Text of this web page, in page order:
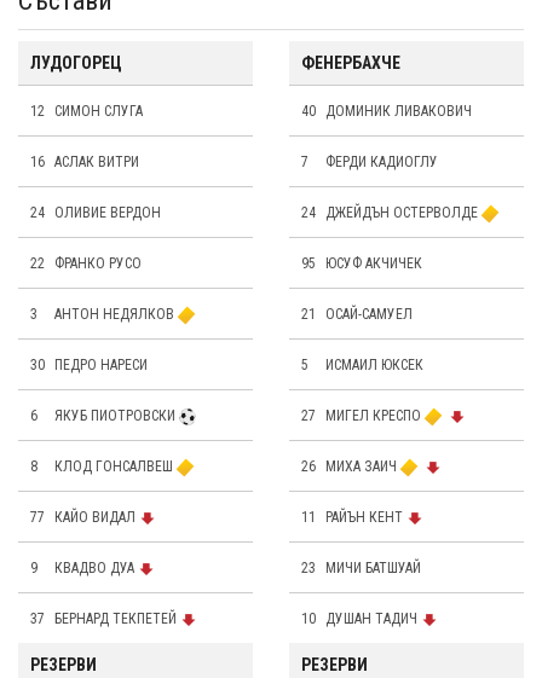
ЛУДОГОРЕЦ
12 СИМОН СЛУГА
16 АСЛАК ВИТРИ
24 OЛИВИЕ ВЕРДОН
22 ФРАНКО РУСО
3 АНТОН НЕДЯЛКОВ
30 ПЕДРО НАРЕСИ
6 ЯКУБ ПИОТРОВСКИ
8 КЛОД ГОНСАЛВЕШ
77 КАЙО ВИДАЛ
9 КВАДВО ДУА
37 БЕРНАРД ТЕКПЕТЕЙ
РЕЗЕРВИ
ФЕНЕРБАХЧЕ
40 ДОМИНИК ЛИВАКОВИЧ
7 ФЕРДИ КАДИОГЛУ
24 ДЖЕЙДЪН ОСТЕРВОЛДЕ
95 ЮСУФ АКЧИЧЕК
21 ОСАЙ-САМУЕЛ
5 ИСМАИЛ ЮКСЕК
27 МИГЕЛ КРЕСПО
26 МИХА ЗАИЧ
11 РАЙЪН КЕНТ
23 МИЧИ БАТШУАЙ
10 ДУШАН ТАДИЧ
РЕЗЕРВИ